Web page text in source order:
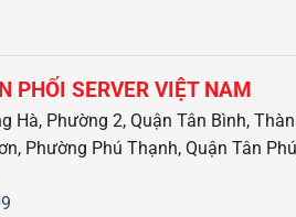
PHỐI SERVER VIỆT NAM
Hà, Phường 2, Quận Tân Bình,
Phường Phú Thạnh, Quận Tân